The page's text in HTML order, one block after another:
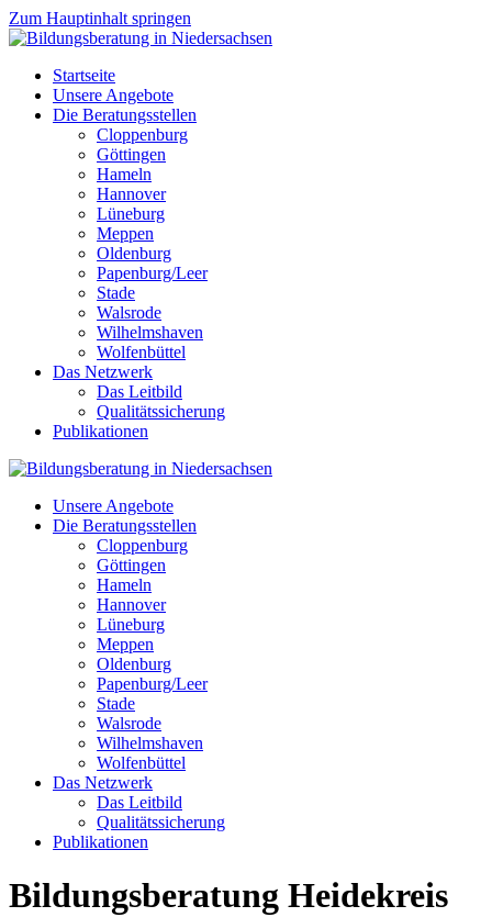
Zum Hauptinhalt springen
Startseite
Unsere Angebote
Die Beratungsstellen
Cloppenburg
Göttingen
Hameln
Hannover
Lüneburg
Meppen
Oldenburg
Papenburg/Leer
Stade
Walsrode
Wilhelmshaven
Wolfenbüttel
Das Netzwerk
Das Leitbild
Qualitätssicherung
Publikationen
Unsere Angebote
Die Beratungsstellen
Cloppenburg
Göttingen
Hameln
Hannover
Lüneburg
Meppen
Oldenburg
Papenburg/Leer
Stade
Walsrode
Wilhelmshaven
Wolfenbüttel
Das Netzwerk
Das Leitbild
Qualitätssicherung
Publikationen
Bildungsberatung Heidekreis